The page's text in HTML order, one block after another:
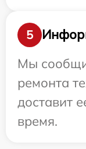
5
Мы
ремонта
доставит
время.